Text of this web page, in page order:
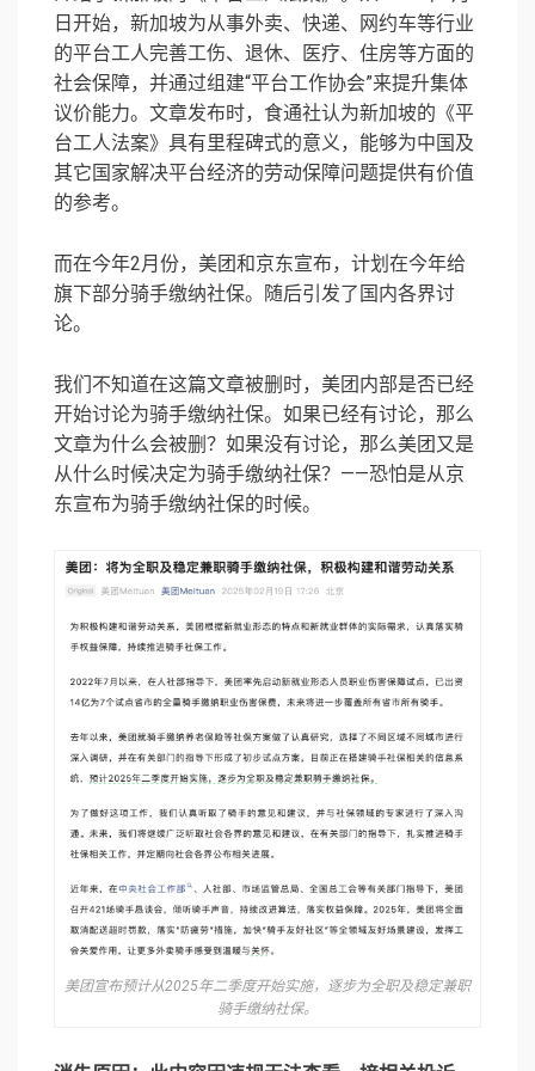
日开始，新加坡为从事外卖、快递、网约车等行业
的平台工人完善工伤、退休、医疗、住房等方面的
社会保障，并通过组建“平台工作协会”来提升集体
议价能力。文章发布时，食通社认为新加坡的《平
台工人法案》具有里程碑式的意义，能够为中国及
其它国家解决平台经济的劳动保障问题提供有价值
的参考。
而在今年2月份，美团和京东宣布，计划在今年给
旗下部分骑手缴纳社保。随后引发了国内各界讨
论。
我们不知道在这篇文章被删时，美团内部是否已经
开始讨论为骑手缴纳社保。如果已经有讨论，那么
文章为什么会被删？如果没有讨论，那么美团又是
从什么时候决定为骑手缴纳社保？——恐怕是从京
东宣布为骑手缴纳社保的时候。
美团宣布预计从2025年二季度开始实施，逐步为全职及稳定兼职
骑手缴纳社保。